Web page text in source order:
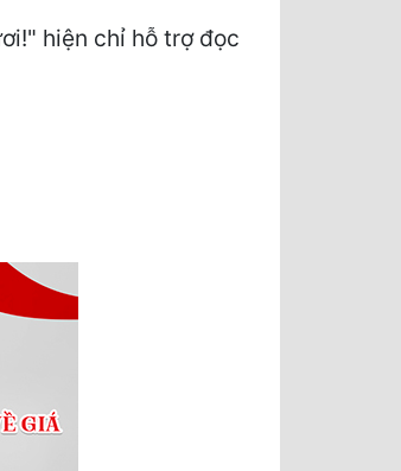
hiện chỉ hỗ trợ đọc